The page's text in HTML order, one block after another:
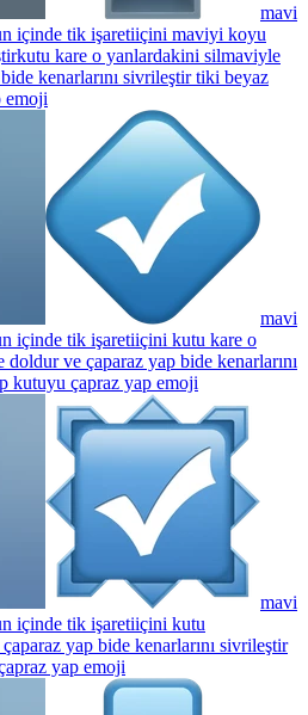
mavi
içinde tik işaretiiçini maviyi koyu
kare o yanlardakini silmaviyle
kenarlarını sivrileştir tiki beyaz
emoji
mavi
içinde tik işaretiiçini kutu kare o
ve çaparaz yap bide kenarlarını
kutuyu çapraz yap emoji
mavi
içinde tik işaretiiçini kutu
yap bide kenarlarını sivrileştir
yap emoji